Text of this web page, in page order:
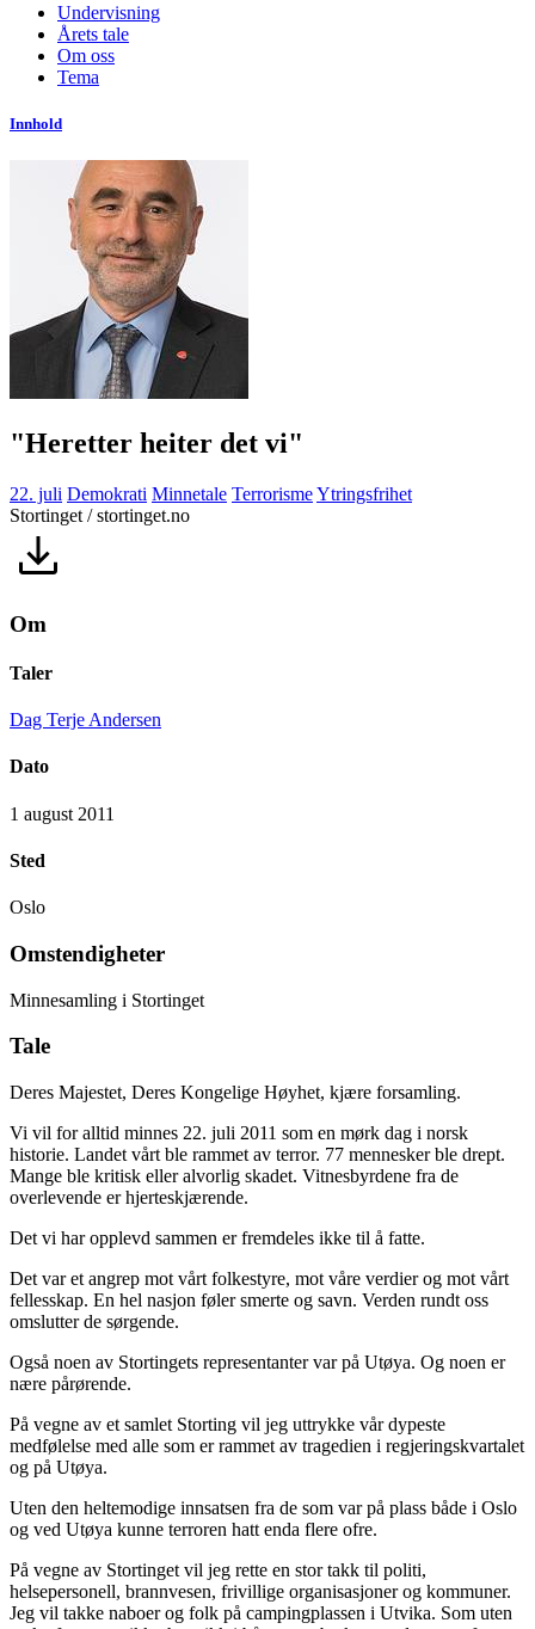
Undervisning
Årets tale
Om oss
Tema
Innhold
"Heretter heiter det vi"
22. juli Demokrati Minnetale TerrorismeYtringsfrihet
Stortinget / stortinget.no
Om
Taler
Dag Terje Andersen
Dato
1 august 2011
Sted
Oslo
Omstendigheter
Minnesamling i Stortinget
Tale
Deres Majestet, Deres Kongelige Høyhet, kjære forsamling.
Vi vil for alltid minnes 22. juli 2011 som en mørk dag i norsk
historie. Landet vårt ble rammet av terror. 77 mennesker ble drept.
Mange ble kritisk eller alvorlig skadet. Vitnesbyrdene fra de
overlevende er hjerteskjærende.
Det vi har opplevd sammen er fremdeles ikke til å fatte.
Det var et angrep mot vårt folkestyre, mot våre verdier og mot vårt
fellesskap. En hel nasjon føler smerte og savn. Verden rundt oss
omslutter de sørgende.
Også noen av Stortingets representanter var på Utøya. Og noen er
nære pårørende.
På vegne av et samlet Storting vil jeg uttrykke vår dypeste
medfølelse med alle som er rammet av tragedien i regjeringskvartalet
og på Utøya.
Uten den heltemodige innsatsen fra de som var på plass både i Oslo
og ved Utøya kunne terroren hatt enda flere ofre.
På vegne av Stortinget vil jeg rette en stor takk til politi,
helsepersonell, brannvesen, frivillige organisasjoner og kommuner.
Jeg vil takke naboer og folk på campingplassen i Utvika. Som uten